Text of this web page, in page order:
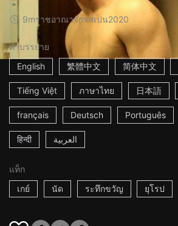
9mราชอาณาจักรสเปน2020
คำบรรยาย
English
繁體中文 简体中文
Tiếng Việt ภาษาไทย 日本語
français Deutsch Português
हिन्दी العربية
แท็ก
เกย์
นัด ระทึกขวัญ ยุโรป